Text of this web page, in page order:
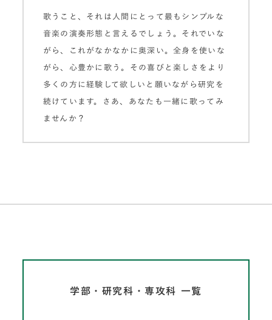
歌うこと、それは人間にとって最もシンプルな
音楽の演奏形態と言えるでしょう。それでいな
がら、これがなかなかに奥深い。全身を使いな
がら、心豊かに歌う。その喜びと楽しさをより
多くの方に経験して欲しいと願いながら研究を
続けています。さあ、あなたも一緒に歌ってみ
ませんか？
学部・研究科・専攻科 一覧